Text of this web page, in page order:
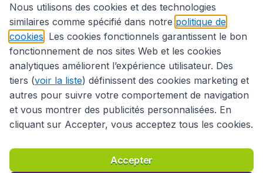
Déclaration d’accessibilité
Conditions générales
Déclaration de confidentialité
Nous utilisons des cookies et des technologies
similaires comme spécifié dans notre politique de
cookies . Les cookies fonctionnels garantissent le bon
fonctionnement de nos sites Web et les cookies
analytiques améliorent l’expérience utilisateur. Des
tiers (voir la liste) définissent des cookies marketing et
autres pour suivre votre comportement de navigation
et vous montrer des publicités personnalisées. En
cliquant sur Accepter, vous acceptez tous les cookies.
Accepter